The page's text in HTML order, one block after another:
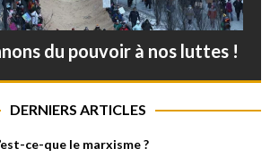
du pouvoir à nos luttes !
DERNIERS ARTICLES
ce-que le marxisme ?